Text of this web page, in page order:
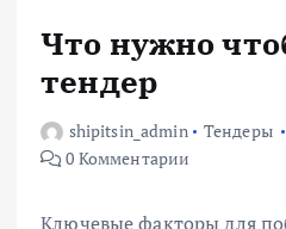
Что нужно
тендер
shipitsin_admin Тендеры
0 Комментарии
Ключевые факторы для